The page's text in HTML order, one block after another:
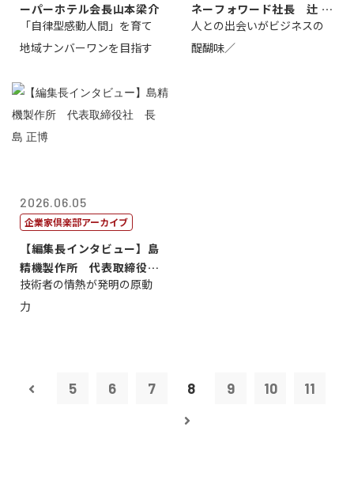
ーパーホテル会長山本梁介
「自律型感動人間」を育て
地域ナンバーワンを目指す
ネーフォワード社長 辻 庸
介
人との出会いがビジネスの
醍醐味／
2026.06.05
企業家倶楽部アーカイブ
【編集長インタビュー】島
精機製作所 代表取締役
社 長 島 正...
技術者の情熱が発明の原動
力
5 6 7 8 9 10 11